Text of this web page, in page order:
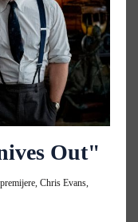
Out"
Chris Evans,